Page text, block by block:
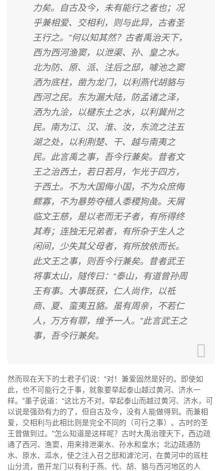
力矣。自古及今，未有能行之者也；况
乎兼相爱、交相利，则与此异，古者圣
王行之。”何以知其然？古者禹治天下，
西为西河渔窦，以泄渠、孙、皇之水。
北为防、原、派、注后之邸，噱池之窦
洒为底柱，凿为龙门，以利燕代胡貉与
西河之民。东为漏大陆，防孟诸之泽，
洒为九浍，以楗东土之水，以利冀州之
民。南为江、汉、淮、汝，东流之注五
湖之处，以利荆楚、干、越与南夷之
民。此言禹之事，吾今行兼矣。昔者文
王之治西土，若日若月，乍光于四方，
于西土。不为大国侮小国，不为众庶侮
鳏寡，不为暴势夺穑人黍稷狗彘。天屑
临文王慈，是以老而无子者，有所得终
其寿；连独无兄弟者，有所杂于生人之
闲间，少失其父母者，有所放依而长。
此文王之事，则吾今行兼矣。昔者武王
将事太山，隧传曰：“泰山，有道曾孙周
王有事。大事既获，仁人尚作，以祗
商、夏、蛮夷丑貉。虽有周亲，不若仁
人，万方有罪，维予一人。”此言武王之
事，吾今行兼矣。
然而现在天下的士君子们说：“对！兼爱固然是好的。即使如
此，也不可能行之于事，就象要举起泰山越过黄河、济水一
样。”墨子说道：“这比方不对。举起泰山而越过黄河、济水，可
以说是强劲有力的了，但自古及今，没有人能做得到。而兼相
爱，交相利与此相比则是完全不同的（可行之事）。古时的圣
王曾做到过。”怎么知道是这样呢？古时大禹治理天下，西边疏
通了西河、渔窦，用来排泄渠水、孙水和皇水；北边疏通防
水、原水、泒水，使之注入召之邸和滹沱河，在黄河中的厎柱
山分流，凿开龙门以有利于燕、代、胡、貉与西河地区的人